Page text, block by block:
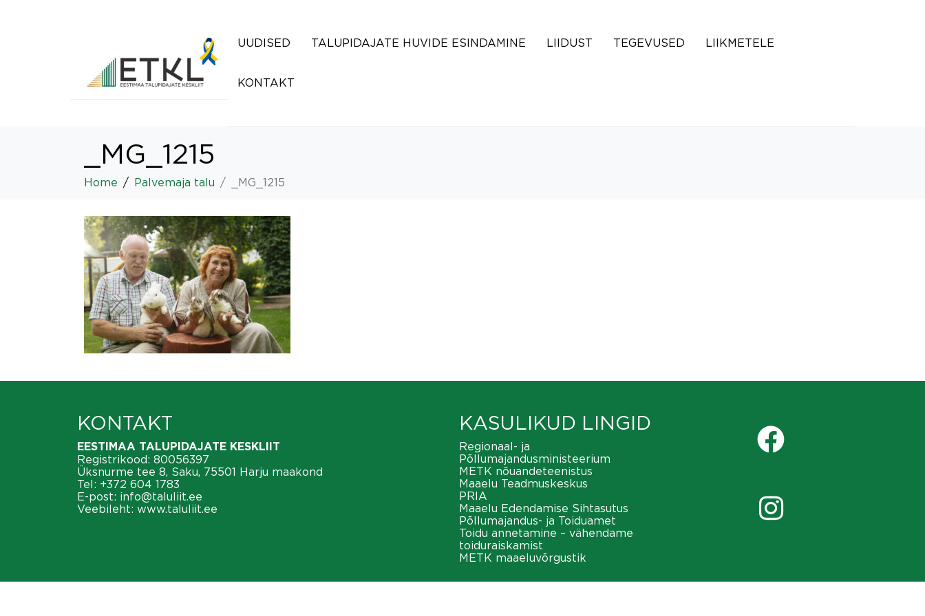
UUDISED TALUPIDAJATE HUVIDE ESINDAMINE LIIDUST TEGEVUSED LIIKMETELE
KONTAKT
_MG_1215
Home Palvemaja talu _MG_1215
KONTAKT
EESTIMAA TALUPIDAJATE KESKLIIT
Registrikood: 80056397
Üksnurme tee 8, Saku, 75501 Harju maakond
Tel: +372 604 1783
E-post: info@taluliit.ee
Veebileht: www.taluliit.ee
KASULIKUD LINGID
Regionaal- ja
Põllumajandusministeerium
METK nõuandeteenistus
Maaelu Teadmuskeskus
PRIA
Maaelu Edendamise Sihtasutus
Põllumajandus- ja Toiduamet
Toidu annetamine – vähendame
toiduraiskamist
METK maaeluvõrgustik